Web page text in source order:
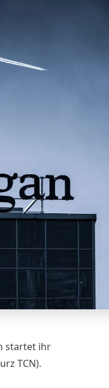
startet ihr
TCN).